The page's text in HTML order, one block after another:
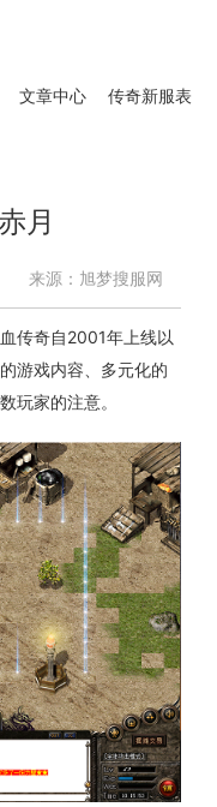
文章中心 传奇新服表
月
来源：旭梦搜服网
传奇自2001年上线以
游戏内容、多元化的
玩家的注意。